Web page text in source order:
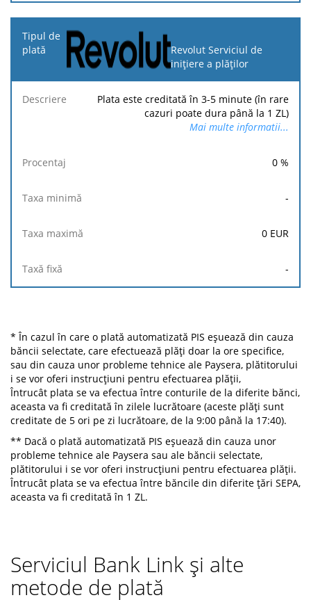
Revolut Serviciul de
inițiere a plăților
Plata este creditată în 3-5 minute (în rare
cazuri poate dura până la 1 ZL)
Mai multe informatii...
0 %
-
0 EUR
-
* În cazul în care o plată automatizată PIS eșuează din cauza
băncii selectate, care efectuează plăți doar la ore specifice,
sau din cauza unor probleme tehnice ale Paysera, plătitorului
i se vor oferi instrucțiuni pentru efectuarea plății,
Întrucât plata se va efectua între conturile de la diferite bănci,
aceasta va fi creditată în zilele lucrătoare (aceste plăți sunt
creditate de 5 ori pe zi lucrătoare, de la 9:00 până la 17:40).
** Dacă o plată automatizată PIS eșuează din cauza unor
probleme tehnice ale Paysera sau ale băncii selectate,
plătitorului i se vor oferi instrucțiuni pentru efectuarea plății.
Întrucât plata se va efectua între băncile din diferite țări SEPA,
aceasta va fi creditată în 1 ZL.
Serviciul Bank Link și alte
metode de plată